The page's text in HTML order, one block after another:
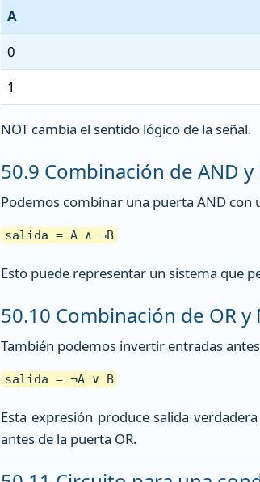
A
0
1
NOT cambia el sentido lógico de la señal.
50.9 Combinación de AND y
Podemos combinar una puerta AND con
salida = A ∧ ¬B
Esto puede representar un sistema que
50.10 Combinación de OR y
También podemos invertir entradas
salida = ¬A ∨ B
Esta expresión produce salida
antes de la puerta OR.